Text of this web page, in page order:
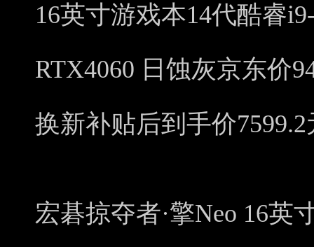
16英寸游戏本14代酷睿
RTX4060 日蚀灰京东价
换新补贴后到手价7599.2
宏碁掠夺者·擎Neo 16英